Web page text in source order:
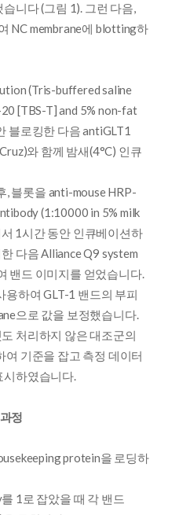
니다 (그림 1). 그런 다음,
NC membrane에 blotting하
(Tris-buffered saline
[TBS-T] and 5% non-fat
블로킹한 다음 antiGLT1
와 함께 밤새(4°C) 인큐
, 블롯을 anti-mouse HRP-
(1:10000 in 5% milk
1시간 동안 인큐베이션하
다음 Alliance Q9 system
밴드 이미지를 얻었습니다.
용하여 GLT-1 밴드의 부피
으로 값을 보정했습니다.
처리하지 않은 대조군의
기준을 잡고 측정 데이터
시하였습니다.
정
protein을 로딩하
1로 잡았을 때 각 밴드